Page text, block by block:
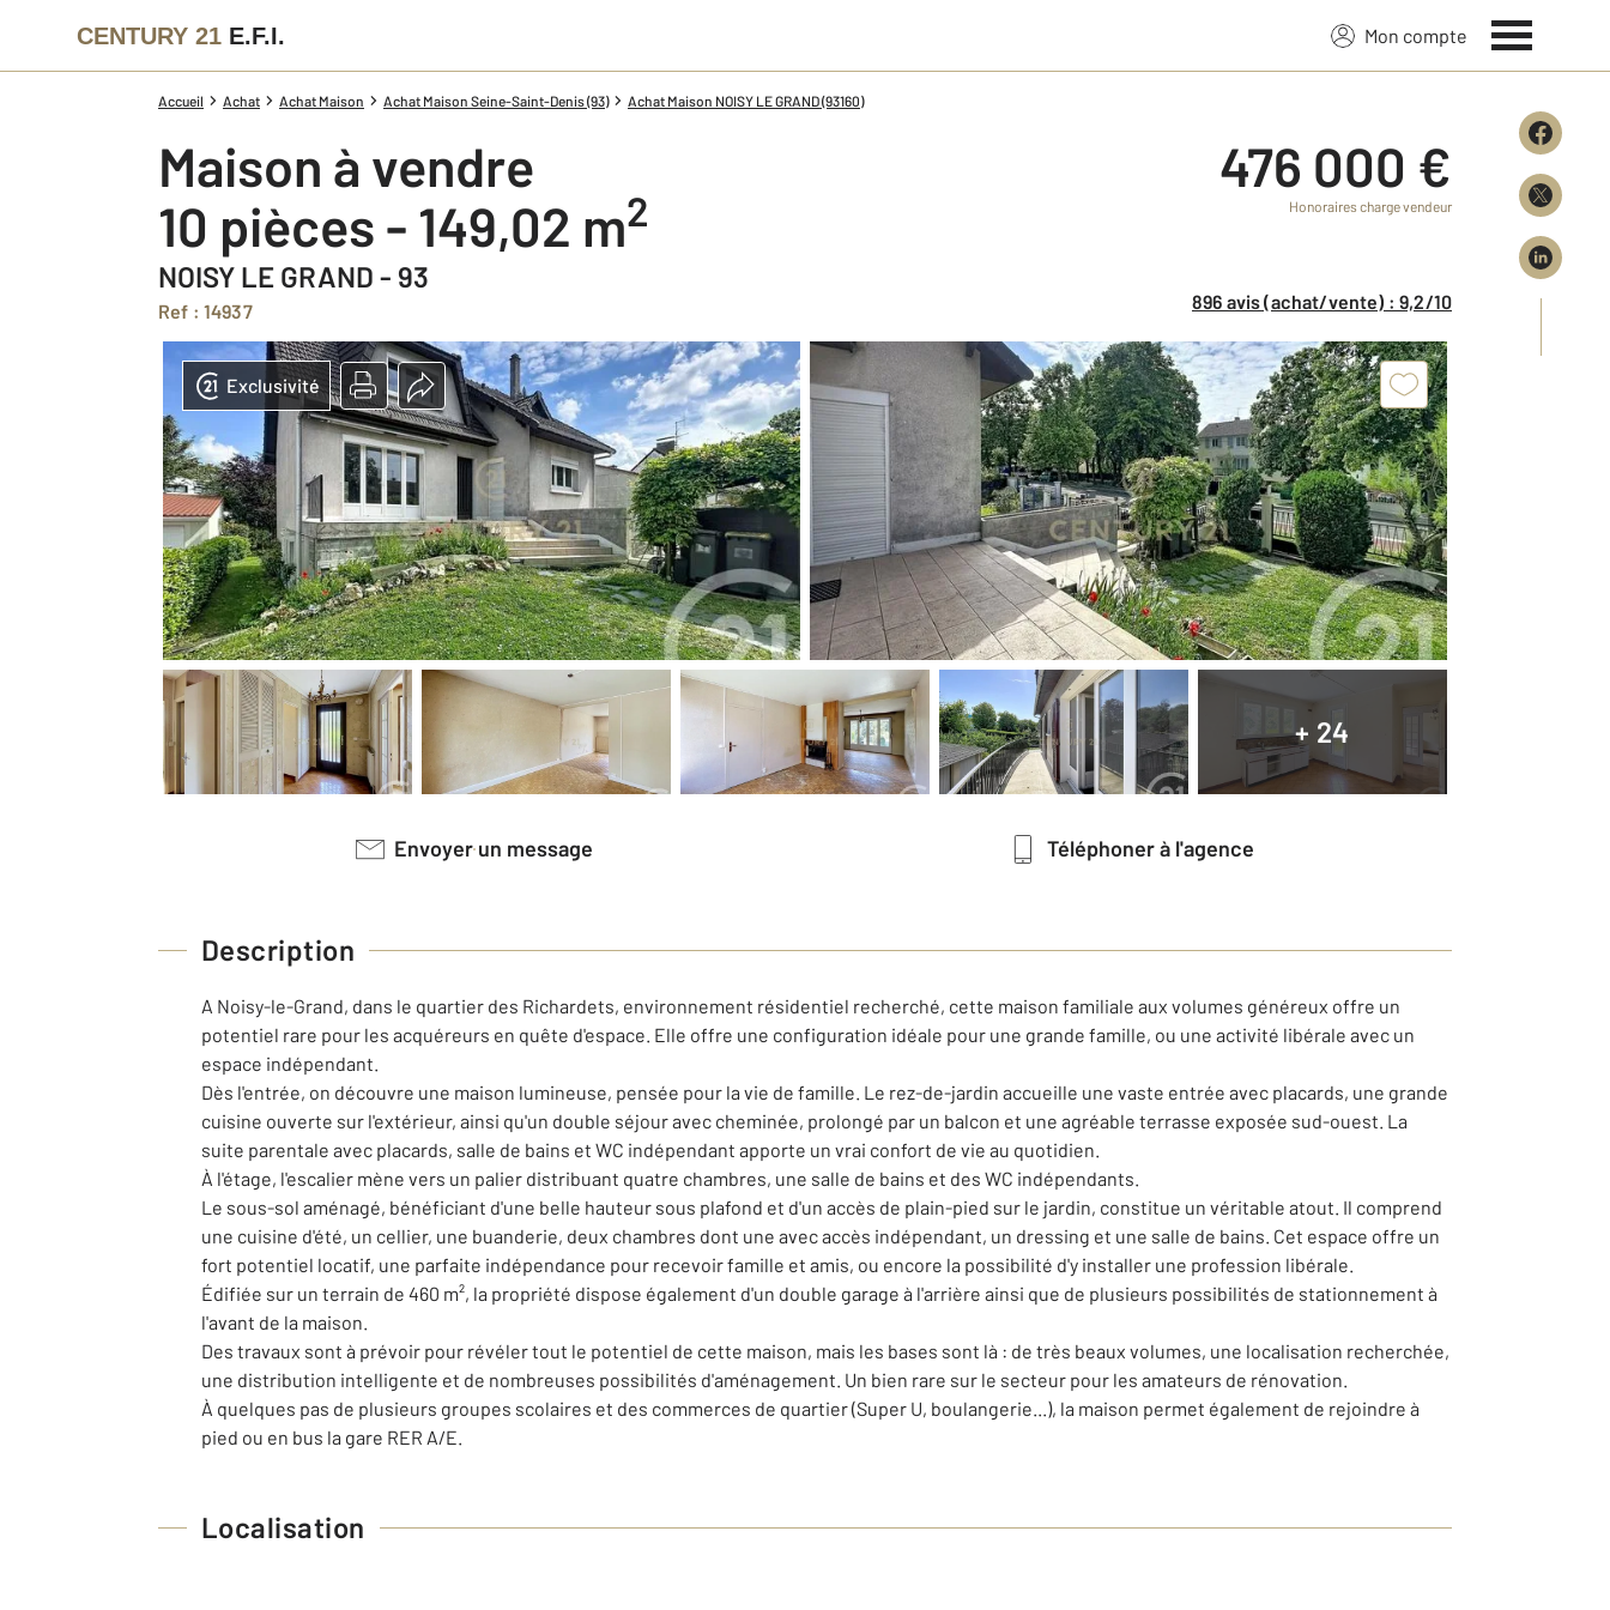
CENTURY 21 E.F.I. Mon compte
Accueil Achat Achat Maison Achat Maison Seine-Saint-Denis (93) Achat Maison NOISY LE GRAND (93160)
Maison à vendre
10 pièces - 149,02 m2
NOISY LE GRAND - 93
Ref : 14937
476 000 €
Honoraires charge vendeur
896 avis (achat/vente) : 9,2/10
+ 24
Exclusivité
Envoyer un message Téléphoner à l'agence
Description
A Noisy-le-Grand, dans le quartier des Richardets, environnement résidentiel recherché, cette maison familiale aux volumes généreux offre un
potentiel rare pour les acquéreurs en quête d'espace. Elle offre une configuration idéale pour une grande famille, ou une activité libérale avec un
espace indépendant.
Dès l'entrée, on découvre une maison lumineuse, pensée pour la vie de famille. Le rez-de-jardin accueille une vaste entrée avec placards, une grande
cuisine ouverte sur l'extérieur, ainsi qu'un double séjour avec cheminée, prolongé par un balcon et une agréable terrasse exposée sud-ouest. La
suite parentale avec placards, salle de bains et WC indépendant apporte un vrai confort de vie au quotidien.
À l'étage, l'escalier mène vers un palier distribuant quatre chambres, une salle de bains et des WC indépendants.
Le sous-sol aménagé, bénéficiant d'une belle hauteur sous plafond et d'un accès de plain-pied sur le jardin, constitue un véritable atout. Il comprend
une cuisine d'été, un cellier, une buanderie, deux chambres dont une avec accès indépendant, un dressing et une salle de bains. Cet espace offre un
fort potentiel locatif, une parfaite indépendance pour recevoir famille et amis, ou encore la possibilité d'y installer une profession libérale.
Édifiée sur un terrain de 460 m², la propriété dispose également d'un double garage à l'arrière ainsi que de plusieurs possibilités de stationnement à
l'avant de la maison.
Des travaux sont à prévoir pour révéler tout le potentiel de cette maison, mais les bases sont là : de très beaux volumes, une localisation recherchée,
une distribution intelligente et de nombreuses possibilités d'aménagement. Un bien rare sur le secteur pour les amateurs de rénovation.
À quelques pas de plusieurs groupes scolaires et des commerces de quartier (Super U, boulangerie...), la maison permet également de rejoindre à
pied ou en bus la gare RER A/E.
Localisation